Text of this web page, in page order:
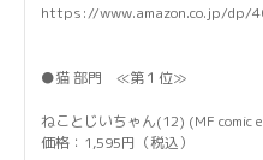
https://www.amazon.co.jp/dp/
●猫 部門 ≪第１位≫
ねことじいちゃん(12) (MF comic
価格：1,595円（税込）